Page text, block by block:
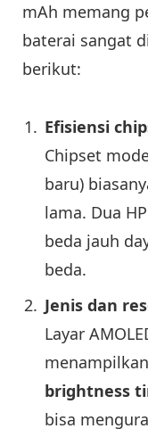
mAh memang
baterai sangat
berikut:
Efisiensi
Chipset
baru)
lama. Dua
beda jauh
beda.
Jenis dan
Layar
brightness
bisa